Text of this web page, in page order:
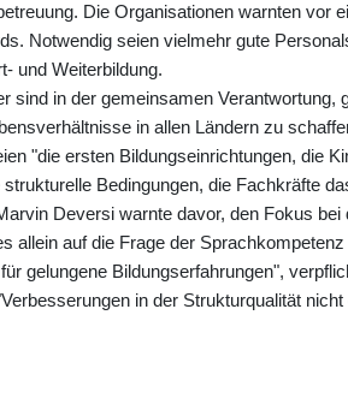
Die Organisationen warnten vor
Notwendig seien vielmehr gute
und Weiterbildung.
sind in der gemeinsamen Verantwortung,
in allen Ländern zu
"die ersten Bildungseinrichtungen, die
Bedingungen, die Fachkräfte
Deversi warnte davor, den Fokus
allein auf die Frage der
gelungene Bildungserfahrungen",
in der Strukturqualität